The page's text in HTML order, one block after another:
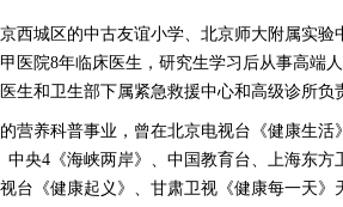
城区的中古友谊小学、北京师大附属实验
医院8年临床医生，研究生学习后从事高端
生和卫生部下属紧急救援中心和高级诊所负
养科普事业，曾在北京电视台《健康生活
央4《海峡两岸》、中国教育台、上海东方
台《健康起义》、甘肃卫视《健康每一天》